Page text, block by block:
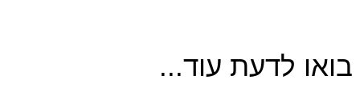
בואו לדעת עוד...